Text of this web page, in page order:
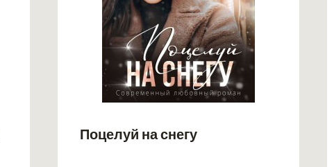
Поцелуй на снегу